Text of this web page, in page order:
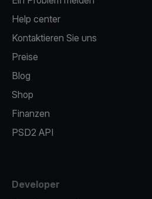
Help center
Kontaktieren Sie uns
Preise
Blog
Shop
Finanzen
PSD2 API
Developer